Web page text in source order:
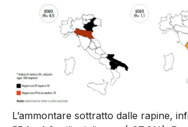
L’ammontare sottratto dalle rapine,